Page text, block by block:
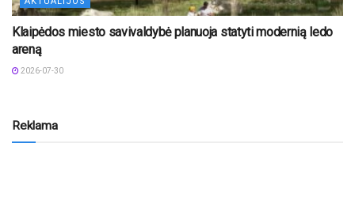
Klaipėdos miesto savivaldybė planuoja statyti modernią ledo
areną
2026-07-30
Reklama